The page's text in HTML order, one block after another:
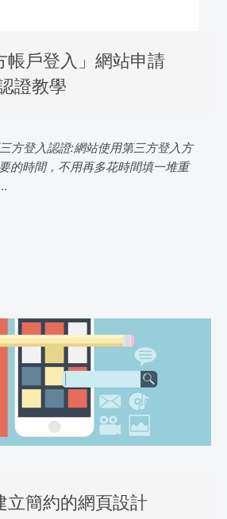
帳戶登入」網站申請
證教學
方登入認證:網站使用第三方登入方
的時間，不用再多花時間填一堆重
立簡約的網頁設計